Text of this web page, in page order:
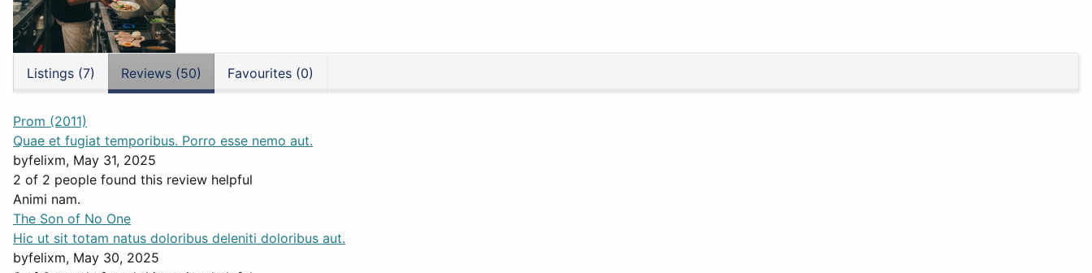
Listings (7) Reviews (50) Favourites (0)
Prom (2011)
Quae et fugiat temporibus. Porro esse nemo aut.
byfelixm, May 31, 2025
2 of 2 people found this review helpful
Animi nam.
The Son of No One
Hic ut sit totam natus doloribus deleniti doloribus aut.
byfelixm, May 30, 2025